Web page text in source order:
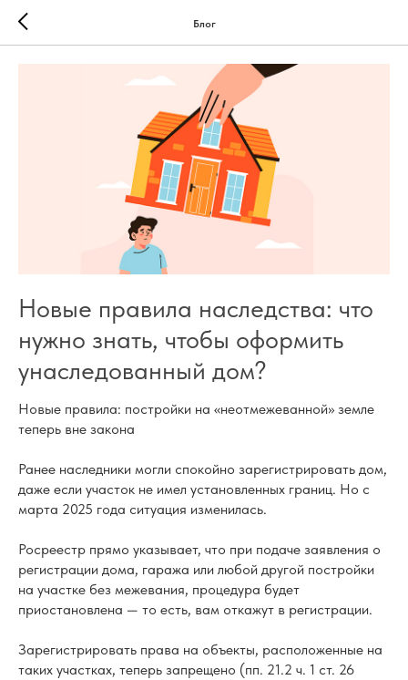
Блог
Новые правила наследства: что
нужно знать, чтобы оформить
унаследованный дом?
Новые правила: постройки на «неотмежеванной» земле
теперь вне закона
Ранее наследники могли спокойно зарегистрировать дом,
даже если участок не имел установленных границ. Но с
марта 2025 года ситуация изменилась.
Росреестр прямо указывает, что при подаче заявления о
регистрации дома, гаража или любой другой постройки
на участке без межевания, процедура будет
приостановлена — то есть, вам откажут в регистрации.
Зарегистрировать права на объекты, расположенные на
таких участках, теперь запрещено (пп. 21.2 ч. 1 ст. 26